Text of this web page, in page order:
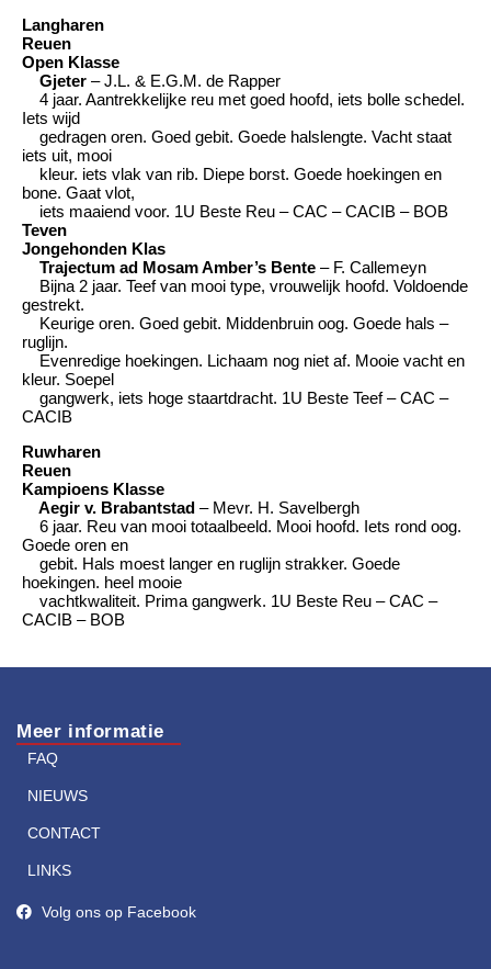
Langharen
Reuen
Open Klasse
Gjeter – J.L. & E.G.M. de Rapper
4 jaar. Aantrekkelijke reu met goed hoofd, iets bolle schedel.
Iets wijd
gedragen oren. Goed gebit. Goede halslengte. Vacht staat
iets uit, mooi
kleur. iets vlak van rib. Diepe borst. Goede hoekingen en
bone. Gaat vlot,
iets maaiend voor. 1U Beste Reu – CAC – CACIB – BOB
Teven
Jongehonden Klas
Trajectum ad Mosam Amber’s Bente – F. Callemeyn
Bijna 2 jaar. Teef van mooi type, vrouwelijk hoofd. Voldoende
gestrekt.
Keurige oren. Goed gebit. Middenbruin oog. Goede hals –
ruglijn.
Evenredige hoekingen. Lichaam nog niet af. Mooie vacht en
kleur. Soepel
gangwerk, iets hoge staartdracht. 1U Beste Teef – CAC –
CACIB
Ruwharen
Reuen
Kampioens Klasse
Aegir v. Brabantstad – Mevr. H. Savelbergh
6 jaar. Reu van mooi totaalbeeld. Mooi hoofd. Iets rond oog.
Goede oren en
gebit. Hals moest langer en ruglijn strakker. Goede
hoekingen. heel mooie
vachtkwaliteit. Prima gangwerk. 1U Beste Reu – CAC –
CACIB – BOB
Meer informatie
FAQ
NIEUWS
CONTACT
LINKS
Volg ons op Facebook